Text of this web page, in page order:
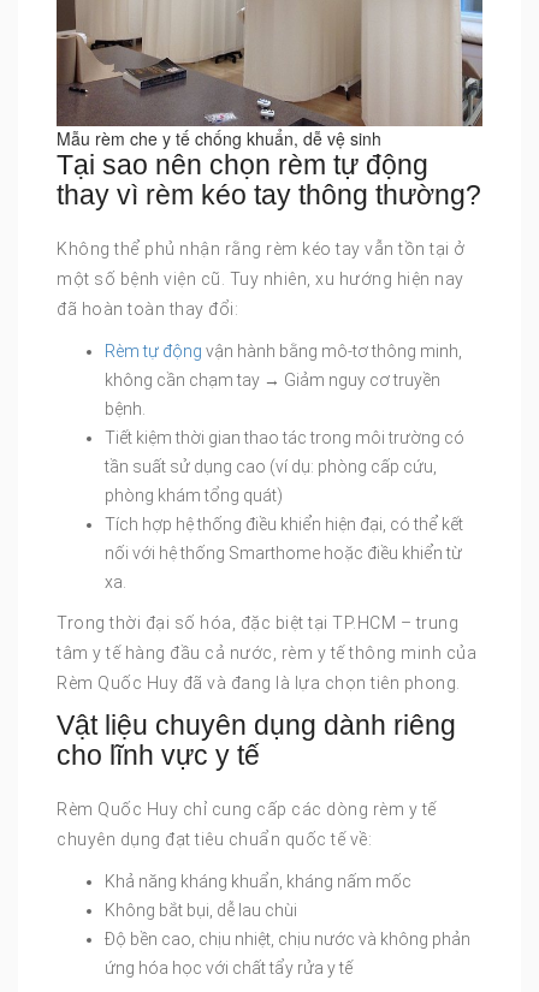
Mẫu rèm che y tế chống khuẩn, dễ vệ sinh
Tại sao nên chọn rèm tự động
thay vì rèm kéo tay thông thường?
Không thể phủ nhận rằng rèm kéo tay vẫn tồn tại ở
một số bệnh viện cũ. Tuy nhiên, xu hướng hiện nay
đã hoàn toàn thay đổi:
Rèm tự động vận hành bằng mô-tơ thông minh,
không cần chạm tay → Giảm nguy cơ truyền
bệnh.
Tiết kiệm thời gian thao tác trong môi trường có
tần suất sử dụng cao (ví dụ: phòng cấp cứu,
phòng khám tổng quát)
Tích hợp hệ thống điều khiển hiện đại, có thể kết
nối với hệ thống Smarthome hoặc điều khiển từ
xa.
Trong thời đại số hóa, đặc biệt tại TP.HCM – trung
tâm y tế hàng đầu cả nước, rèm y tế thông minh của
Rèm Quốc Huy đã và đang là lựa chọn tiên phong.
Vật liệu chuyên dụng dành riêng
cho lĩnh vực y tế
Rèm Quốc Huy chỉ cung cấp các dòng rèm y tế
chuyên dụng đạt tiêu chuẩn quốc tế về:
Khả năng kháng khuẩn, kháng nấm mốc
Không bắt bụi, dễ lau chùi
Độ bền cao, chịu nhiệt, chịu nước và không phản
ứng hóa học với chất tẩy rửa y tế